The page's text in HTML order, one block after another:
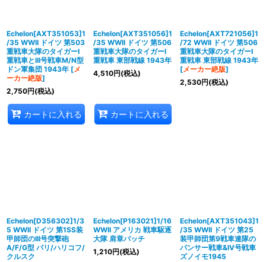
Echelon[AXT351053]1
/35 WWII ドイツ 第503
重戦車大隊のタイガーI
重戦車とIII号戦車M/N型
ドン軍集団 1943年 [メ
ーカー絶版]
2,750円(税込)
カートに入れる
Echelon[AXT351056]1
/35 WWII ドイツ 第506
重戦車大隊のタイガーI
重戦車 東部戦線 1943年
4,510円(税込)
カートに入れる
Echelon[AXT721056]1
/72 WWII ドイツ 第506
重戦車大隊のタイガーI
重戦車 東部戦線 1943年
[メーカー絶版]
2,530円(税込)
Echelon[D356302]1/3
5 WWII ドイツ 第1SS装
甲師団のIII号突撃砲
A/F/G型 パリ/ハリコフ/
クルスク
Echelon[P163021]1/16
WWII アメリカ 戦車駆逐
大隊 肩章パッチ
1,210円(税込)
Echelon[AXT351043]1
/35 WWII ドイツ 第25
装甲師団第9戦車連隊の
パンサー戦車&IV号戦車
ズノイモ1945